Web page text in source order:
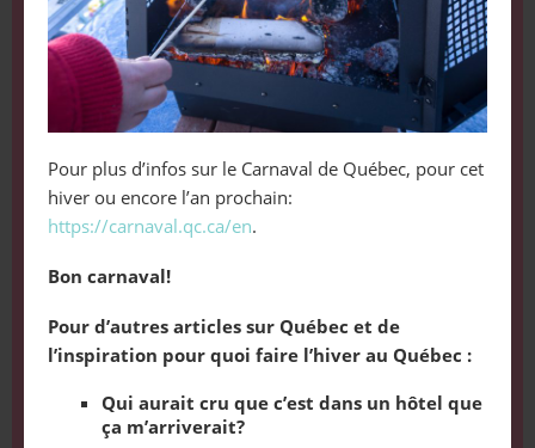
Pour plus d’infos sur le Carnaval de Québec, pour cet
hiver ou encore l’an prochain:
https://carnaval.qc.ca/en.
Bon carnaval!
Pour d’autres articles sur Québec et de
l’inspiration pour quoi faire l’hiver au Québec :
Qui aurait cru que c’est dans un hôtel que
ça m’arriverait?